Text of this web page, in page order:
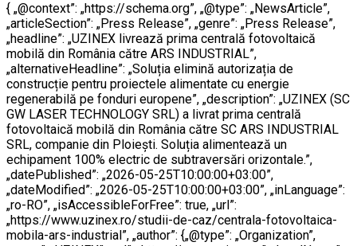
{ „@context”: „https://schema.org”, „@type”: „NewsArticle”,
„articleSection”: „Press Release”, „genre”: „Press Release”,
„headline”: „UZINEX livrează prima centrală fotovoltaică
mobilă din România către ARS INDUSTRIAL”,
„alternativeHeadline”: „Soluția elimină autorizația de
construcție pentru proiectele alimentate cu energie
regenerabilă pe fonduri europene”, „description”: „UZINEX (SC
GW LASER TECHNOLOGY SRL) a livrat prima centrală
fotovoltaică mobilă din România către SC ARS INDUSTRIAL
SRL, companie din Ploiești. Soluția alimentează un
echipament 100% electric de subtraversări orizontale.”,
„datePublished”: „2026-05-25T10:00:00+03:00”,
„dateModified”: „2026-05-25T10:00:00+03:00”, „inLanguage”:
„ro-RO”, „isAccessibleForFree”: true, „url”:
„https://www.uzinex.ro/studii-de-caz/centrala-fotovoltaica-
mobila-ars-industrial”, „author”: {„@type”: „Organization”,